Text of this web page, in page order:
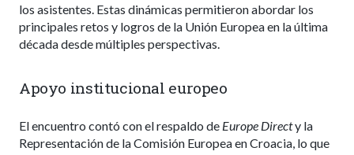
los asistentes. Estas dinámicas permitieron abordar los
principales retos y logros de la Unión Europea en la última
década desde múltiples perspectivas.
Apoyo institucional europeo
El encuentro contó con el respaldo de Europe Directy la
Representación de la Comisión Europea en Croacia, lo que